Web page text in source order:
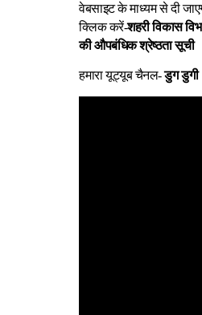
वेबसाइट के माध्यम से दी
क्लिक करें-शहरी विकास
की औपबंधिक श्रेष्ठता सूची
हमारा यूट्यूब चैनल-डुग डुगी